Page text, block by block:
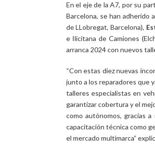
En el eje de la A7, por su
Barcelona, se han adherido
de LLobregat, Barcelona),
e Ilicitana de Camiones
arranca 2024 con nuevos
“Con estas diez nuevas
junto a los reparadores que
talleres especialistas en
garantizar cobertura y el
como autónomos, gracias
capacitación técnica como
el mercado multimarca”